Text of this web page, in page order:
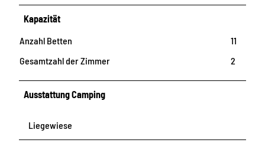
Kapazität
Anzahl Betten
11
Gesamtzahl der Zimmer
2
Ausstattung Camping
Liegewiese